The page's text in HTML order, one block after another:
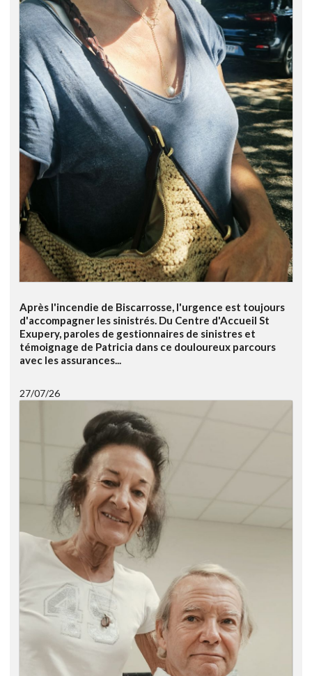
Après l'incendie de Biscarrosse, l'urgence est toujours
d'accompagner les sinistrés. Du Centre d'Accueil St
Exupery, paroles de gestionnaires de sinistres et
témoignage de Patricia dans ce douloureux parcours
avec les assurances...
27/07/26